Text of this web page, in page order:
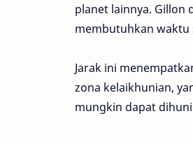
planet lainnya. Gillon
membutuhkan waktu
Jarak ini
zona kelaikhunian,
mungkin dapat